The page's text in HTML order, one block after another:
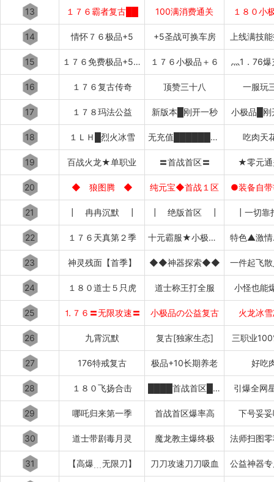
13 １７６霸者复古██ 100满消费通关 １８０小
14 情怀７６极品+5 +5圣战可换车房 上线满技
15 １７６免费极品+5〓道招猛虎〓 １７６小极品＋６ 灬1．76爆
16 １７６复古传奇 顶赞三十八 一服玩
17 １７８玛法公益 新版本█刚开一秒 小极品█刚
18 １ＬＨ█烈火冰雪 无充值████████████ 吃肉天
19 百战火龙★单职业 〓首战首区〓 ★零元
20 ◆ 狼图腾 ◆ 纯元宝◆首战１区 ●装备自
21 ┃ 冉冉沉默 ┃ ┃ 绝版首区 ┃ ┃一切
22 １７６天真第２季 十元霸服★小极品+７ 特色▲激
23 神灵残面【首季】 ◆◆神器探索◆◆ 一件起飞
24 １８０道士５只虎 道士称王打全服 小怪也能
25 ⒈７６〓无限攻速〓 小极品の公益复古 火龙冰
26 九霄沉默 复古[独家生态] 三职业
27 176特戒复古 极品+10长期养老 好吃
28 １８０飞扬合击 ████首战首区████ 引爆全网
29 哪吒归来第一季 首战首区爆率高 下号妥
30 道士带剧毒月灵 魔龙教主爆终极 法师扫图
31 【高爆﹍无限刀】 刀刀攻速刀刀吸血 公益神器